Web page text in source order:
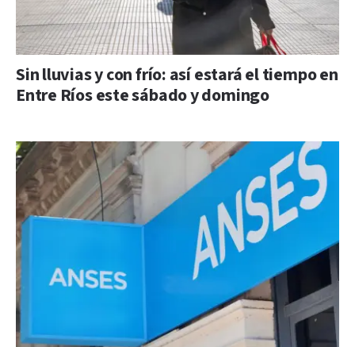
Sin lluvias y con frío: así estará el tiempo en
Entre Ríos este sábado y domingo